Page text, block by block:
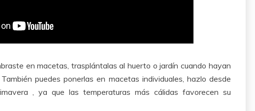
en macetas, trasplántalas al huerto o jardín cuando hayan
puedes ponerlas en macetas individuales, hazlo desde
, ya que las temperaturas más cálidas favorecen su